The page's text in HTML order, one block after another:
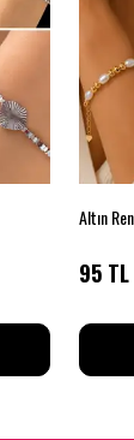
95 TL